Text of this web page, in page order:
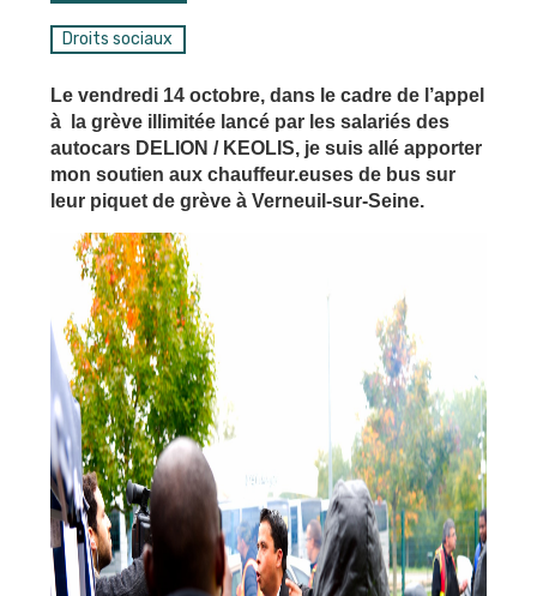
Droits sociaux
Le vendredi 14 octobre, dans le cadre de l’appel
à la grève illimitée lancé par les salariés des
autocars DELION / KEOLIS, je suis allé apporter
mon soutien aux chauffeur.euses de bus sur
leur piquet de grève à Verneuil-sur-Seine.